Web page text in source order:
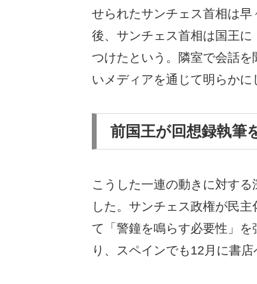
せられたサンチェス首相は
後、サンチェス首相は国王
つけたという。隣室で会話
いメディアを通じて明らかに
前国王が回想録執筆
こうした一連の動きに対す
した。サンチェス政権が民
て「警鐘を鳴らす必要性」
り、スペインでも12月に書店